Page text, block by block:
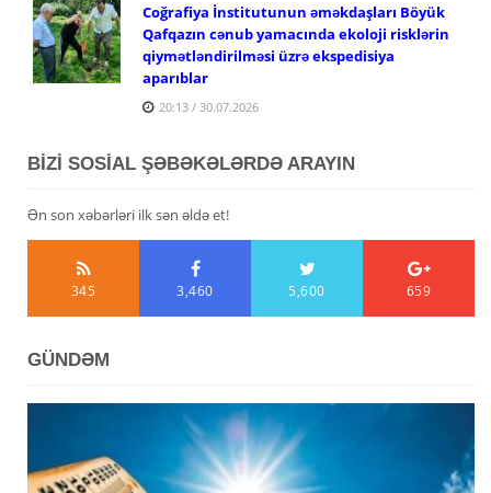
Coğrafiya İnstitutunun əməkdaşları Böyük
Qafqazın cənub yamacında ekoloji risklərin
qiymətləndirilməsi üzrə ekspedisiya
aparıblar
20:13 / 30.07.2026
BİZİ SOSİAL ŞƏBƏKƏLƏRDƏ ARAYIN
Ən son xəbərləri ilk sən əldə et!
345 3,460 5,600 659
GÜNDƏM